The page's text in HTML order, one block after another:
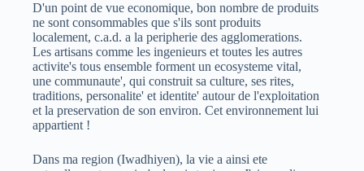
D'un point de vue economique, bon nombre de produits
ne sont consommables que s'ils sont produits
localement, c.a.d. a la peripherie des agglomerations.
Les artisans comme les ingenieurs et toutes les autres
activite's tous ensemble forment un ecosysteme vital,
une communaute', qui construit sa culture, ses rites,
traditions, personalite' et identite' autour de l'exploitation
et la preservation de son environ. Cet environnement lui
appartient !
Dans ma region (Iwadhiyen), la vie a ainsi ete